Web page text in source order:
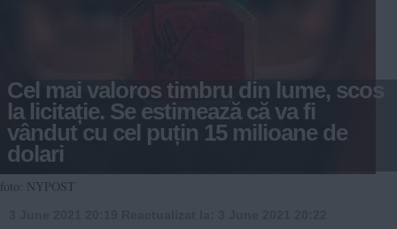
Cel mai valoros timbru din lume, scos
la licitație. Se estimează că va fi
vândut cu cel puțin 15 milioane de
dolari
foto: NYPOST